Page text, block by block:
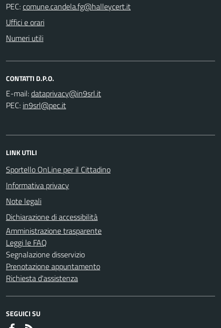
PEC:
Uffici e orari
Numeri utili
CONTATTI D.P.O.
E-mail:
PEC:
LINK UTILI
Sportello OnLine per il Cittadino
Informativa privacy
Note legali
Dichiarazione di accessibilità
Amministrazione trasparente
Leggi le FAQ
Segnalazione disservizio
Prenotazione appuntamento
Richiesta d'assistenza
SEGUICI SU